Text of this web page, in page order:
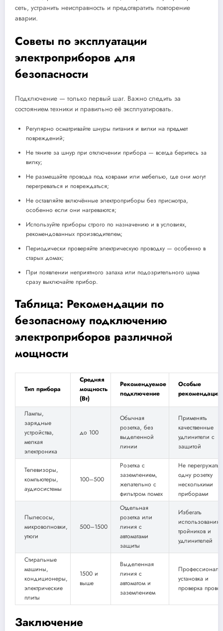
сеть, устранить неисправность и предотвратить повторение
аварии.
Советы по эксплуатации
электроприборов для
безопасности
Подключение — только первый шаг. Важно следить за
состоянием техники и правильно её эксплуатировать.
Регулярно осматривайте шнуры питания и вилки на предмет
повреждений;
Не тяните за шнур при отключении прибора — всегда беритесь за
вилку;
Не размещайте провода под коврами или мебелью, где они могут
перегреваться и повреждаться;
Не оставляйте включённые электроприборы без присмотра,
особенно если они нагреваются;
Используйте приборы строго по назначению и в условиях,
рекомендованных производителем;
Периодически проверяйте электрическую проводку — особенно в
старых домах;
При появлении неприятного запаха или подозрительного шума
сразу выключайте прибор.
Таблица: Рекомендации по
безопасному подключению
электроприборов различной
мощности
Тип прибора
Средняя
мощность
(Вт)
Рекомендуемое
подключение
Особые
рекомендации
Лампы,
зарядные
устройства,
мелкая
электроника
до 100
Обычная
розетка, без
выделенной
линии
Применять
качественные
удлинители с
защитой
Телевизоры,
компьютеры,
аудиосистемы
100–500
Розетка с
заземлением,
желательно с
фильтром помех
Не перегружать
одну розетку
несколькими
приборами
Пылесосы,
микроволновки,
утюги
500–1500
Отдельная
розетка или
линия с
автоматами
защиты
Избегать
использования
тройников и
удлинителей
Стиральные
машины,
кондиционеры,
электрические
плиты
1500 и
выше
Выделенная
линия с
автоматом и
заземлением
установка и
проверка
Заключение